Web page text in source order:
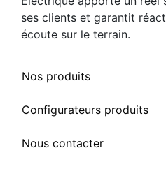
ses clients et garantit
écoute sur le terrain.
Nos produits
Configurateurs produits
Nous contacter